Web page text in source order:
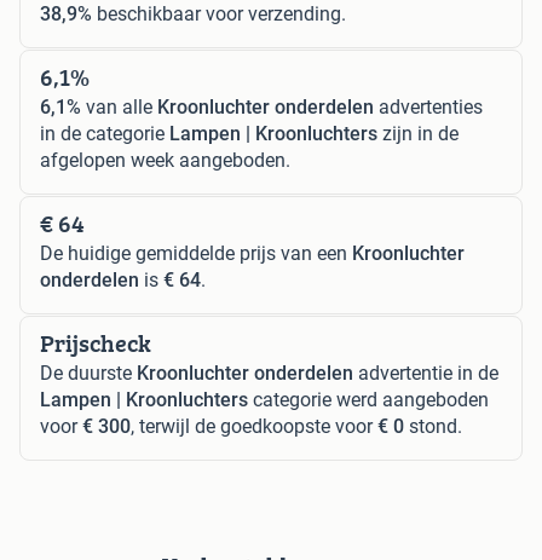
38,9% beschikbaar voor verzending.
6,1%
6,1% van alle Kroonluchter onderdelen advertenties
in de categorie Lampen | Kroonluchters zijn in de
afgelopen week aangeboden.
€ 64
De huidige gemiddelde prijs van een Kroonluchter
onderdelen is € 64.
Prijscheck
De duurste Kroonluchter onderdelen advertentie in de
Lampen | Kroonluchters categorie werd aangeboden
voor€ 300, terwijl de goedkoopste voor€ 0 stond.